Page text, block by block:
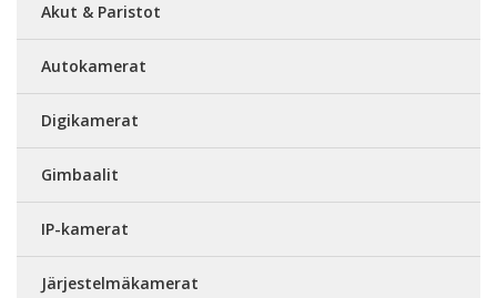
Akut & Paristot
Autokamerat
Digikamerat
Gimbaalit
IP-kamerat
Järjestelmäkamerat